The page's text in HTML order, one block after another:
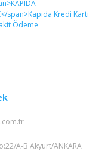
A-B Akyurt/ANKARA